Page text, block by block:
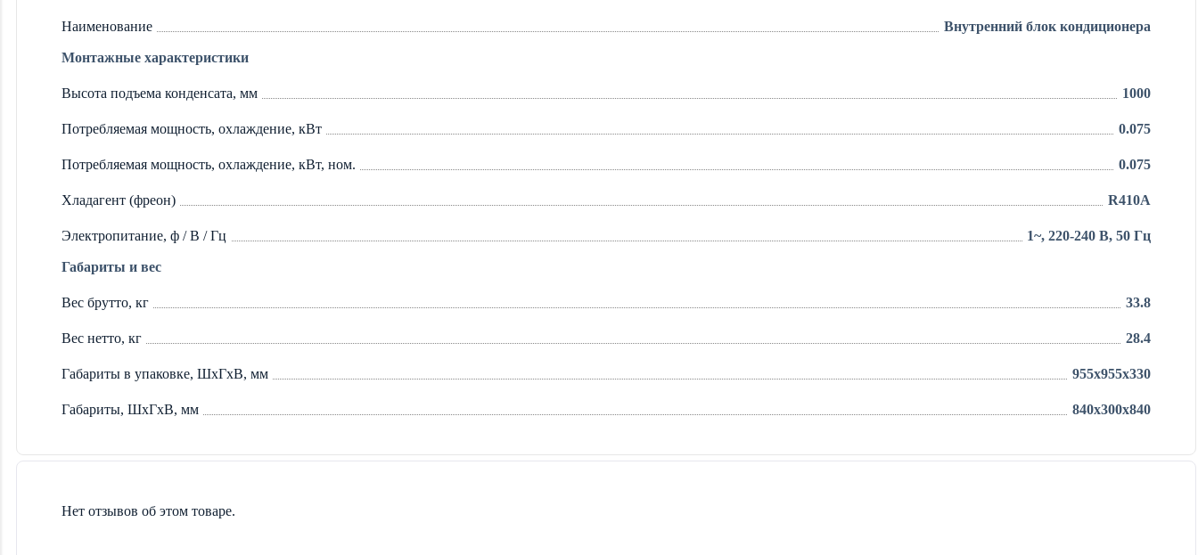
Наименование Внутренний блок кондиционера
Монтажные характеристики
Высота подъема конденсата, мм 1000
Потребляемая мощность, охлаждение, кВт 0.075
Потребляемая мощность, охлаждение, кВт, ном. 0.075
Хладагент (фреон) R410A
Электропитание, ф / В / Гц 1~, 220-240 В, 50 Гц
Габариты и вес
Вес брутто, кг 33.8
Вес нетто, кг 28.4
Габариты в упаковке, ШхГхВ, мм 955x955x330
Габариты, ШхГхВ, мм 840x300x840
Нет отзывов об этом товаре.